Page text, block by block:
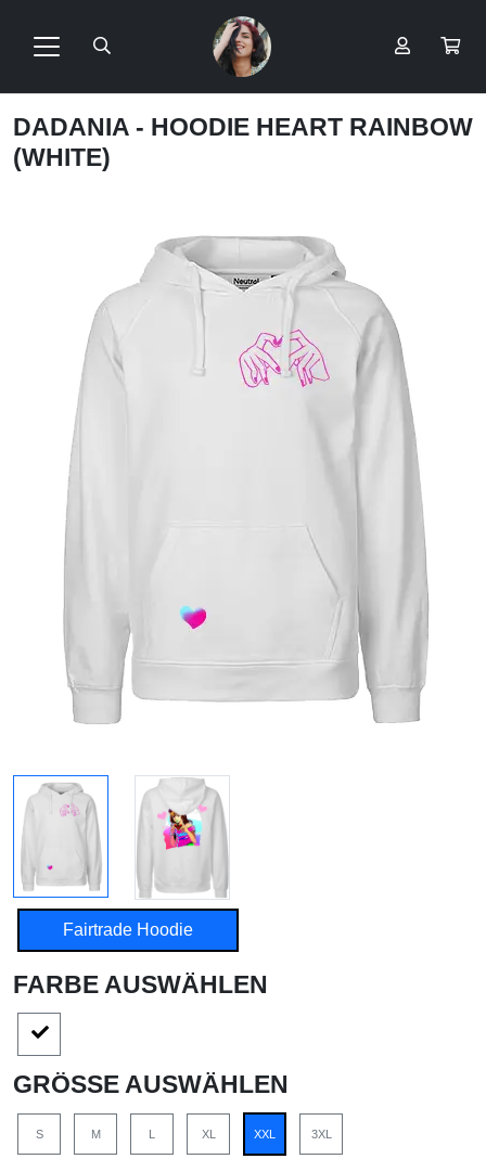
DADANIA - HOODIE HEART RAINBOW
(WHITE)
Fairtrade Hoodie
FARBE AUSWÄHLEN
GRÖSSE AUSWÄHLEN
S M L XL XXL 3XL